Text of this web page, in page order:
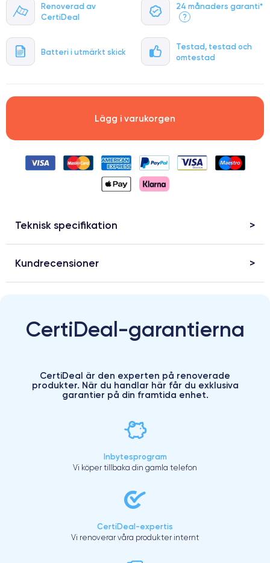
Renoverad av
CertiDeal
24 månaders garanti*
?
Batteri i utmärkt skick
Testad, testad och
omtestad
Lägg i varukorgen
Teknisk specifikation
Kundrecensioner
CertiDeal-garantierna
CertiDeal är den experten på renoverade
produkter. När du handlar här får du exklusiva
garantier på din framtida enhet.
Inbytesprogram
Vi köper tillbaka din gamla telefon
CertiDeal-expertis
Vi renoverar våra produkter internt